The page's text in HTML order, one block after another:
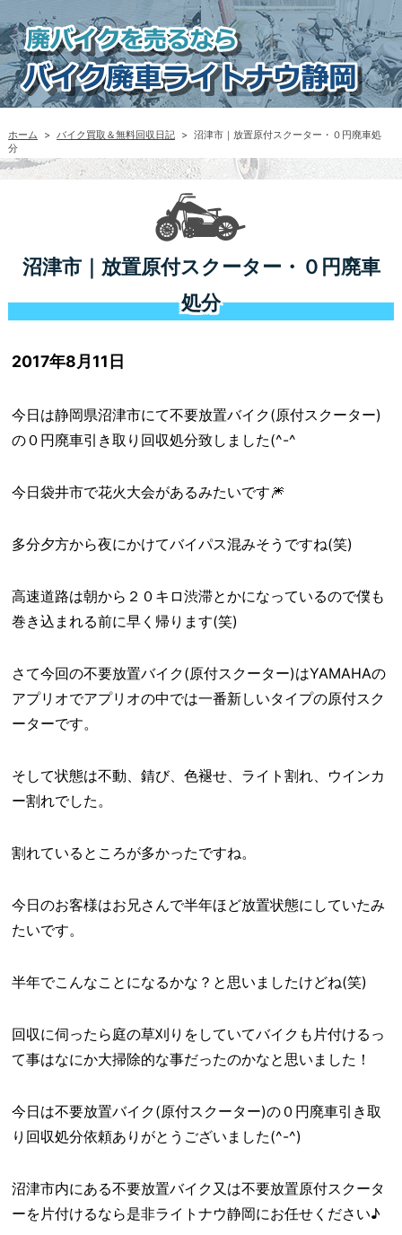
ホーム > バイク買取＆無料回収日記 > 沼津市｜放置原付スクーター・０円廃車処
分
沼津市｜放置原付スクーター・０円廃車
処分
2017年8月11日
今日は静岡県沼津市にて不要放置バイク(原付スクーター)
の０円廃車引き取り回収処分致しました(^-^ゞ
今日袋井市で花火大会があるみたいです🎆
多分夕方から夜にかけてバイパス混みそうですね(笑)
高速道路は朝から２０キロ渋滞とかになっているので僕も
巻き込まれる前に早く帰ります(笑)
さて今回の不要放置バイク(原付スクーター)はYAMAHAの
アプリオでアプリオの中では一番新しいタイプの原付スク
ーターです。
そして状態は不動、錆び、色褪せ、ライト割れ、ウインカ
ー割れでした。
割れているところが多かったですね。
今日のお客様はお兄さんで半年ほど放置状態にしていたみ
たいです。
半年でこんなことになるかな？と思いましたけどね(笑)
回収に伺ったら庭の草刈りをしていてバイクも片付けるっ
て事はなにか大掃除的な事だったのかなと思いました！
今日は不要放置バイク(原付スクーター)の０円廃車引き取
り回収処分依頼ありがとうございました(^-^)
沼津市内にある不要放置バイク又は不要放置原付スクータ
ーを片付けるなら是非ライトナウ静岡にお任せください♪